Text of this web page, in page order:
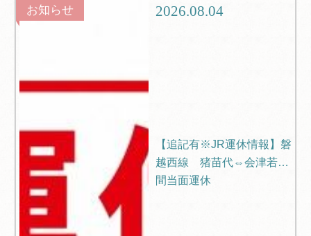
お知らせ 2026.08.04
【追記有※JR運休情報】磐
越西線 猪苗代⇔会津若松
間当面運休